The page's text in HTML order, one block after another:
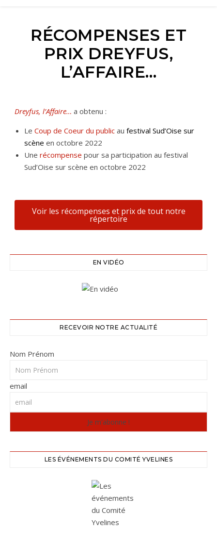
RÉCOMPENSES ET
PRIX DREYFUS,
L’AFFAIRE…
Dreyfus, l’Affaire… a obtenu :
Le Coup de Coeur du public au festival Sud’Oise sur
scène en octobre 2022
Une récompense pour sa participation au festival
Sud’Oise sur scène en octobre 2022
Voir les récompenses et prix de tout notre
répertoire
EN VIDÉO
RECEVOIR NOTRE ACTUALITÉ
Nom Prénom
email
LES ÉVÉNEMENTS DU COMITÉ YVELINES